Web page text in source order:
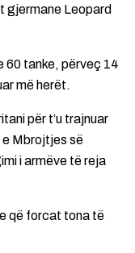
gjermane Leopard
60 tanke, përveç 14
më herët.
për t’u trajnuar
e Mbrojtjes së
i armëve të reja
që forcat tona të